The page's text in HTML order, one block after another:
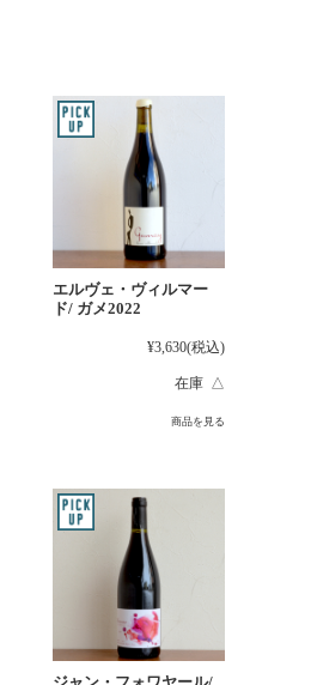
エルヴェ・ヴィルマー
ド/ ガメ2022
¥3,630(税込)
在庫 △
商品を見る